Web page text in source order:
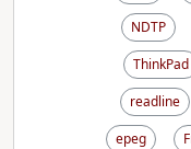
NDTP
ThinkPad
readline
epeg